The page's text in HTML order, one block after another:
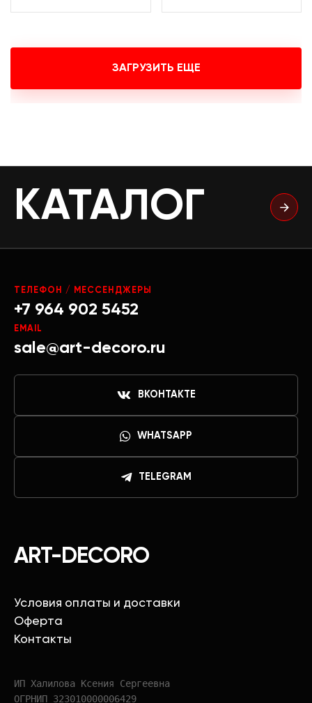
ЗАГРУЗИТЬ ЕЩЕ
КАТАЛОГ
ART-DECORO
Условия оплаты и доставки
Оферта
Контакты
ИП Халилова Ксения Сергеевна
ОГРНИП 323010000006429
ТЕЛЕФОН / МЕССЕНДЖЕРЫ
+7 964 902 5452
EMAIL
sale@art-decoro.ru
ВКОНТАКТЕ
WHATSAPP
TELEGRAM